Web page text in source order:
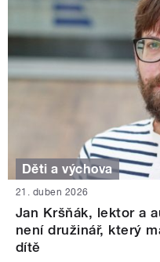
Děti a výchova
21. duben 2026
Jan Kršňák, lektor a
není družinář, který
dítě